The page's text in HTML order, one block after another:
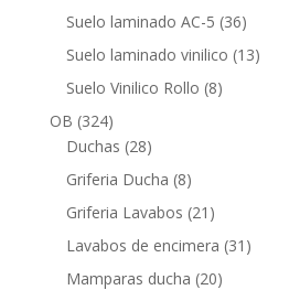
Suelo laminado AC-5 3636
Suelo laminado vinilico 1313
Suelo Vinilico Rollo 88
OB 324324
productos
Duchas 2828
productos
Griferia Ducha 88
productos
Griferia Lavabos 21 21
productos
Lavabos de encimera 31 31
Mamparas ducha 2020